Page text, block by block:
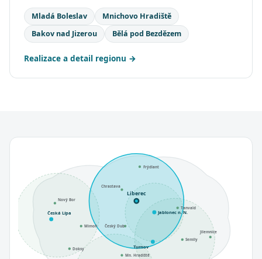
Mladá Boleslav
Mnichovo Hradiště
Bakov nad Jizerou
Bělá pod Bezdězem
Realizace a detail regionu
Liberec
Jablonec n. N.
Turnov
Česká Lípa
Chrastava
Frýdlant
Tanvald
Semily
Jilemnice
Nový Bor
Mimoň
Doksy
Mn. Hradiště
Český Dub